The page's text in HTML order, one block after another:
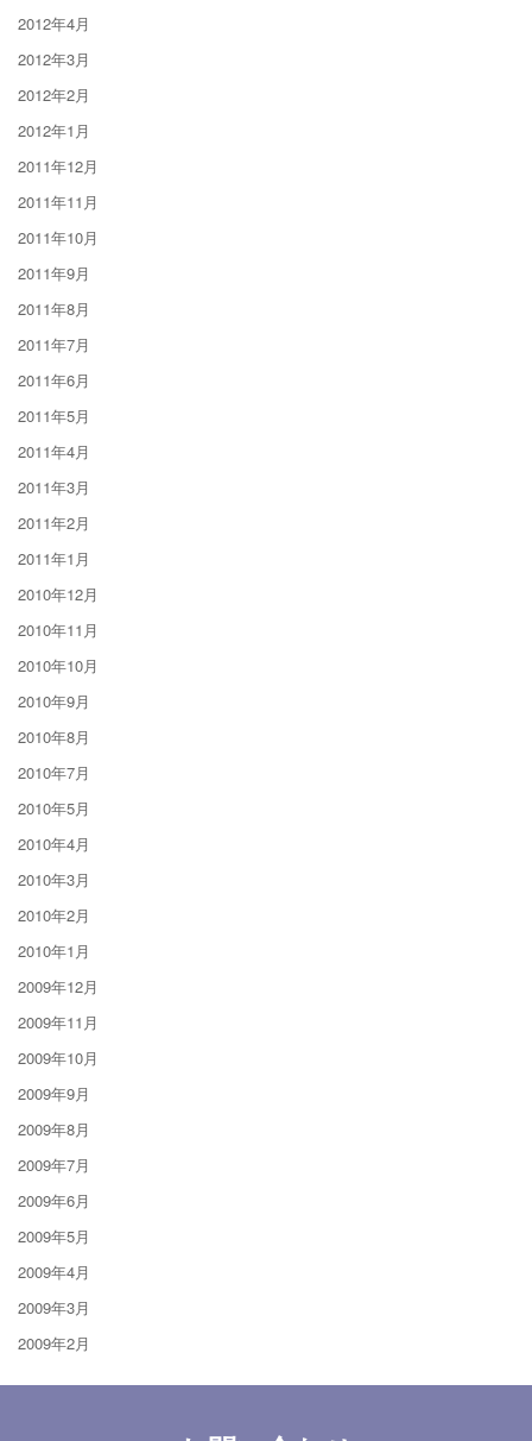
2012年4月
2012年3月
2012年2月
2012年1月
2011年12月
2011年11月
2011年10月
2011年9月
2011年8月
2011年7月
2011年6月
2011年5月
2011年4月
2011年3月
2011年2月
2011年1月
2010年12月
2010年11月
2010年10月
2010年9月
2010年8月
2010年7月
2010年5月
2010年4月
2010年3月
2010年2月
2010年1月
2009年12月
2009年11月
2009年10月
2009年9月
2009年8月
2009年7月
2009年6月
2009年5月
2009年4月
2009年3月
2009年2月